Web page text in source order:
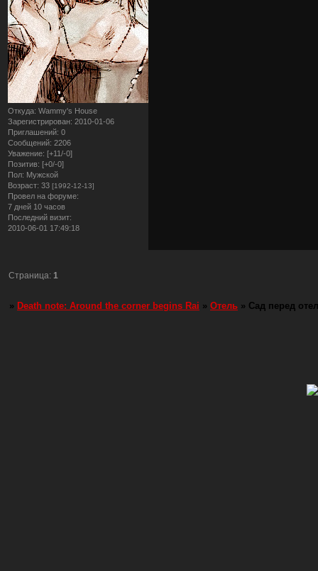
Откуда: Wammy's House
Зарегистрирован: 2010-01-06
Приглашений: 0
Сообщений: 2206
Уважение: [+11/-0]
Позитив: [+0/-0]
Пол: Мужской
Возраст: 33 [1992-12-13]
Провел на форуме:
7 дней 10 часов
Последний визит:
2010-06-01 17:49:18
Страница:1
» Death note: Around the corner begins Rai » Отель » Сад перед